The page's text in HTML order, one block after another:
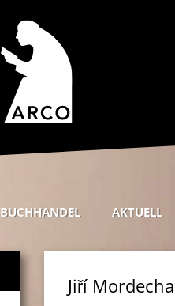
BUCHHANDEL AKTUELL
Jiří